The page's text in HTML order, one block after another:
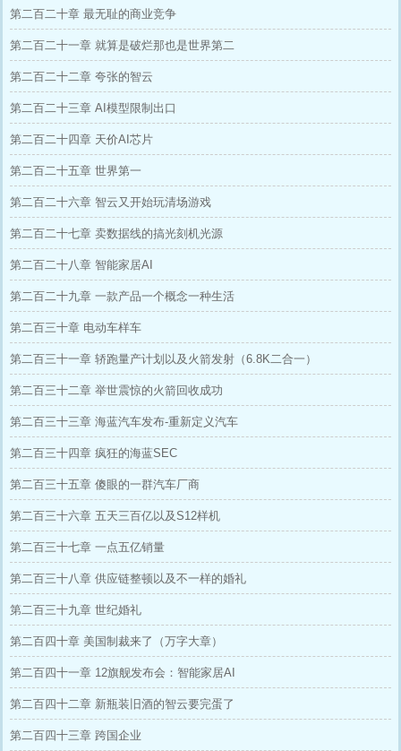
第二百二十章 最无耻的商业竞争
第二百二十一章 就算是破烂那也是世界第二
第二百二十二章 夸张的智云
第二百二十三章 AI模型限制出口
第二百二十四章 天价AI芯片
第二百二十五章 世界第一
第二百二十六章 智云又开始玩清场游戏
第二百二十七章 卖数据线的搞光刻机光源
第二百二十八章 智能家居AI
第二百二十九章 一款产品一个概念一种生活
第二百三十章 电动车样车
第二百三十一章 轿跑量产计划以及火箭发射（6.8K二合一）
第二百三十二章 举世震惊的火箭回收成功
第二百三十三章 海蓝汽车发布-重新定义汽车
第二百三十四章 疯狂的海蓝SEC
第二百三十五章 傻眼的一群汽车厂商
第二百三十六章 五天三百亿以及S12样机
第二百三十七章 一点五亿销量
第二百三十八章 供应链整顿以及不一样的婚礼
第二百三十九章 世纪婚礼
第二百四十章 美国制裁来了（万字大章）
第二百四十一章 12旗舰发布会：智能家居AI
第二百四十二章 新瓶装旧酒的智云要完蛋了
第二百四十三章 跨国企业